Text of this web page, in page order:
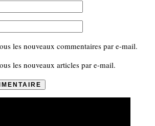
les nouveaux commentaires par e-mail.
les nouveaux articles par e-mail.